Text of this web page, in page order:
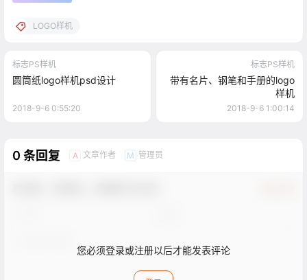
LOGO样机
标志PS样机
圆筒纸logo样机psd设计
2018-9-6 0:55:20
标志PS样机
带有名片、钢笔和手册的logo
样机
2018-9-6 1:00:14
0 条回复 A 文章作者 M 管理员
您必须登录或注册以后才能发表评论